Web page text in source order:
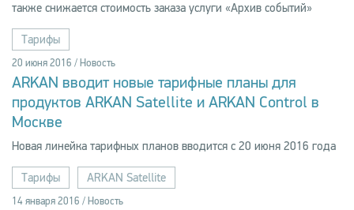
также снижается стоимость заказа услуги «Архив событий»
Тарифы
20 июня 2016 / Новость
ARKAN вводит новые тарифные планы для
продуктов ARKAN Satellite и ARKAN Control в
Москве
Новая линейка тарифных планов вводится с 20 июня 2016 года
Тарифы ARKAN Satellite
14 января 2016 / Новость